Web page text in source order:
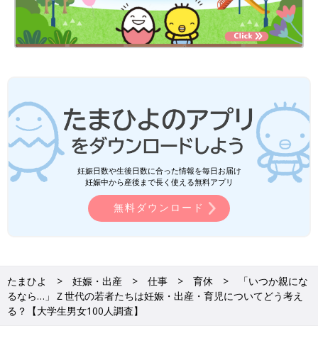
妊娠日数や生後日数に合った情報を毎日お届け
妊娠中から産後まで長く使える無料アプリ
無料ダウンロード
たまひよ 妊娠・出産 仕事 育休
「いつか親にな
るなら…」Ｚ世代の若者たちは妊娠・出産・育児についてどう考え
る？【大学生男女100人調査】